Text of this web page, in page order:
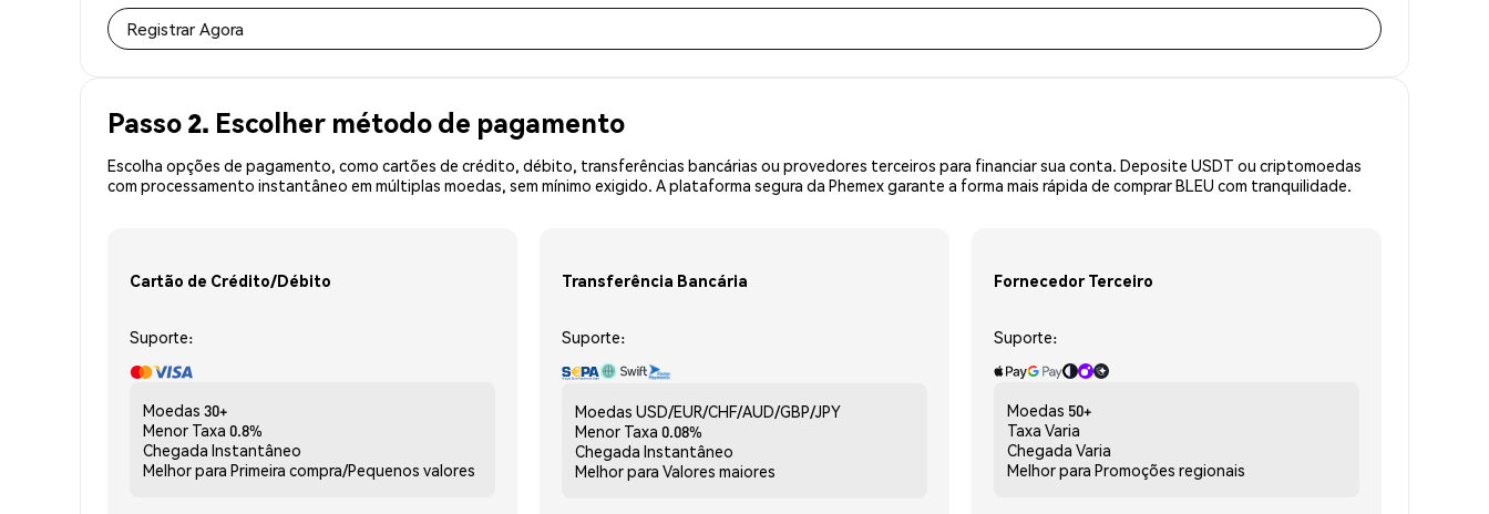
Registrar Agora
Passo 2. Escolher método de pagamento
Escolha opções de pagamento, como cartões de crédito, débito, transferências bancárias ou provedores terceiros para financiar sua conta. Deposite USDT ou criptomoedas
com processamento instantâneo em múltiplas moedas, sem mínimo exigido. A plataforma segura da Phemex garante a forma mais rápida de comprar BLEU com tranquilidade.
Cartão de Crédito/Débito
Suporte:
Moedas 30+
Menor Taxa 0.8%
Chegada Instantâneo
Melhor para Primeira compra/Pequenos valores
Transferência Bancária
Suporte:
Moedas USD/EUR/CHF/AUD/GBP/JPY
Menor Taxa 0.08%
Chegada Instantâneo
Melhor para Valores maiores
Fornecedor Terceiro
Suporte:
Moedas 50+
Taxa Varia
Chegada Varia
Melhor para Promoções regionais